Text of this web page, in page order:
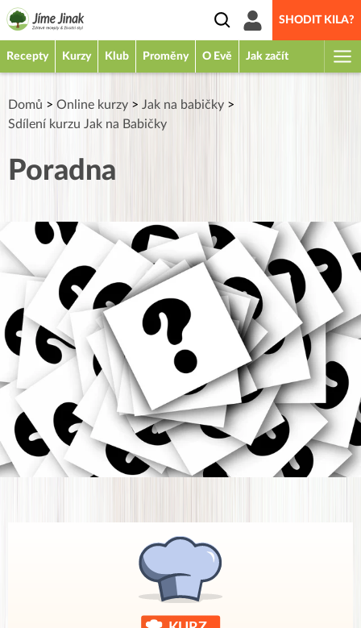
SHODIT KILA?
Recepty Kurzy Klub Proměny O Evě Jak začít
Domů > Online kurzy > Jak na babičky >
Sdílení kurzu Jak na Babičky
Poradna